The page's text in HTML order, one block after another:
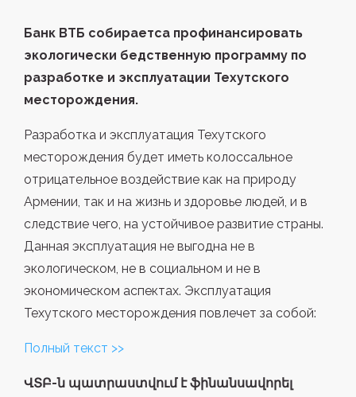
Банк ВТБ собираетса профинансировать
экологически бедственную программу по
разработке и эксплуатации Техутского
месторождения.
Разработка и эксплуатация Техутского
месторождения будет иметь колоссальное
отрицательное воздействие как на природу
Армении, так и на жизнь и здоровье людей, и в
следствие чего, на устойчивое развитие страны.
Данная эксплуатация не выгодна не в
экологическом, не в социальном и не в
экономическом аспектах. Эксплуатация
Техутского месторождения повлечет за собой:
Полный текст >>
ՎՏԲ-ն պատրաստվում է ֆինանսավորել